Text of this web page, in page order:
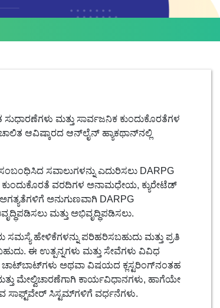
ಮತ್ತು ಸಾರ್ವಜನಿಕ ಕುಂದುಕೊರತೆಗಳ
ಆವಿಷ್ಕಾರದ ಆನ್‌ಲೈನ್ ಹ್ಯಾಕಥಾನ್‌ನಲ್ಲಿ
ಸವಾಲುಗಳನ್ನು ಎದುರಿಸಲು DARPG
ಕುಂದುಕೊರತೆ ವರದಿಗಳ ಅನಾಮಧೇಯ, ಕ್ಯುರೇಟೆಡ್
ಅನುಗುಣವಾಗಿ DARPG
ಮತ್ತು ಅಭಿವೃದ್ಧಿಪಡಿಸಲು.
ಹೇಳಿಕೆಗಳನ್ನು ಪರಿಹರಿಸಬಹುದು ಮತ್ತು ಪ್ರತಿ
ಈ ಉತ್ಪನ್ನಗಳು ಮತ್ತು ಸೇವೆಗಳು ವಿವಿಧ
ಚಾಟ್‌ಬಾಟ್‌ಗಳು ಅಥವಾ ವಿಷಯದ ಕ್ಲಸ್ಟರಿಂಗ್‌ನಂತಹ
ಮೇಲ್ವಿಚಾರಣೆಗಾಗಿ ಕಾರ್ಯವಿಧಾನಗಳು, ಹಾಗೆಯೇ
ಸಾಫ್ಟ್‌ವೇರ್ ಸಿಸ್ಟಮ್‌ಗಳಿಗೆ ವರ್ಧನೆಗಳು.